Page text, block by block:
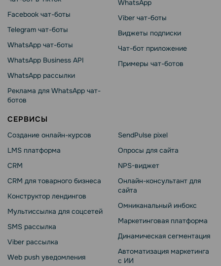
Facebook чат-боты
Telegram чат-боты
WhatsApp чат-боты
WhatsApp Business API
WhatsApp рассылки
Реклама для WhatsApp чат-
ботов
WhatsApp
Viber чат-боты
Виджеты подписки
Чат-бот приложение
Примеры чат-ботов
СЕРВИСЫ
Создание онлайн-курсов
LMS платформа
CRM
CRM для товарного бизнеса
Конструктор лендингов
Мультиссылка для соцсетей
SMS рассылка
Viber рассылка
Web push уведомления
SendPulse pixel
Опросы для сайта
NPS-виджет
Онлайн-консультант для
сайта
Омниканальный инбокс
Маркетинговая платформа
Динамическая сегментация
Автоматизация маркетинга
с ИИ